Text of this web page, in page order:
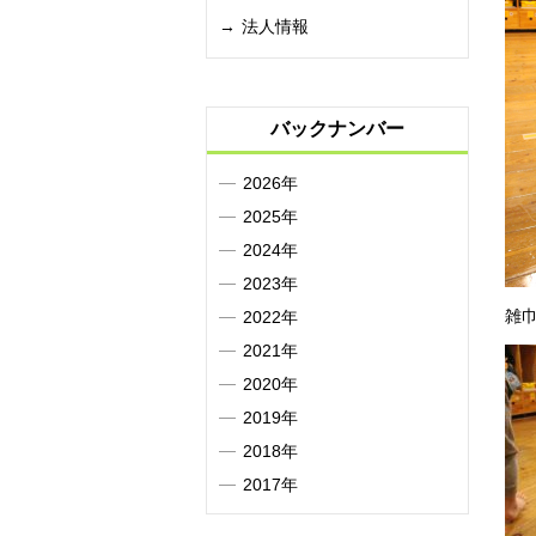
雑
法人情報
バックナンバー
2026年
2025年
2024年
2023年
2022年
2021年
2020年
2019年
2018年
2017年